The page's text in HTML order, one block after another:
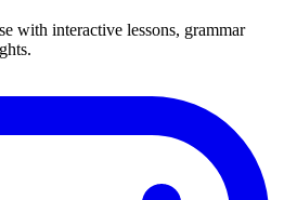
with interactive lessons, grammar